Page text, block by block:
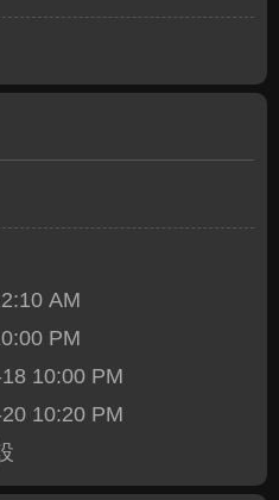
AM
PM
10:00 PM
10:20 PM